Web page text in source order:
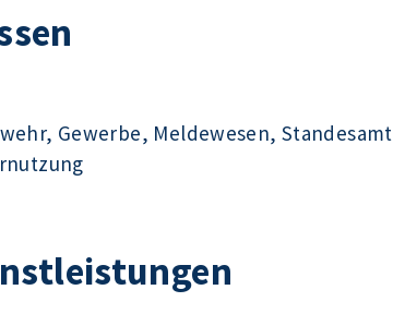
Gewerbe, Meldewesen, Standesamt